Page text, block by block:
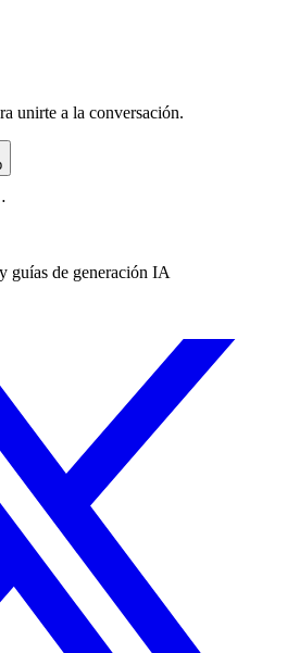
unirte a la conversación.
guías de generación IA